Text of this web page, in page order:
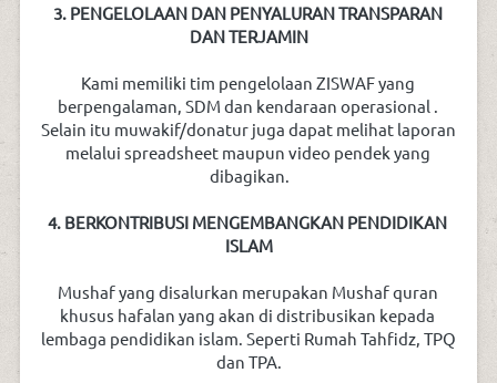
3. PENGELOLAAN DAN PENYALURAN TRANSPARAN
DAN TERJAMIN
Kami memiliki tim pengelolaan ZISWAF yang
berpengalaman, SDM dan kendaraan operasional .
Selain itu muwakif/donatur juga dapat melihat laporan
melalui spreadsheet maupun video pendek yang
dibagikan.
4. BERKONTRIBUSI MENGEMBANGKAN PENDIDIKAN
ISLAM
Mushaf yang disalurkan merupakan Mushaf quran
khusus hafalan yang akan di distribusikan kepada
lembaga pendidikan islam. Seperti Rumah Tahfidz, TPQ
dan TPA.